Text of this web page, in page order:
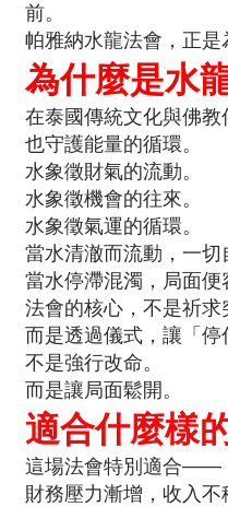
前。
帕雅納水龍法會，正是
為什麼是水
在泰國傳統文化與佛教
也守護能量的循環。
水象徵財氣的流動。
水象徵機會的往來。
水象徵氣運的循環。
當水清澈而流動，一切
當水停滯混濁，局面便
法會的核心，不是祈求
而是透過儀式，讓「停
不是強行改命。
而是讓局面鬆開。
適合什麼樣
這場法會特別適合——
財務壓力漸增，收入不